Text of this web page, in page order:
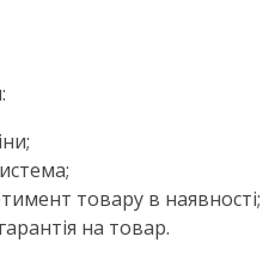
товару в наявності;
на товар.